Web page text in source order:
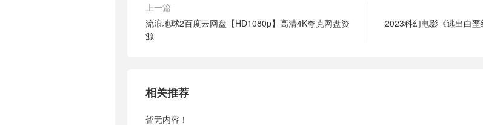
上一篇
流浪地球2百度云网盘【HD1080p】高清4K夸克网盘资
源
2023科幻电影《逃出白
相关推荐
暂无内容！